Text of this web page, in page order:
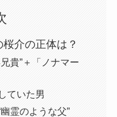
介の正体は？
貴”＋「ノナマー
ていた男
霊のような父”